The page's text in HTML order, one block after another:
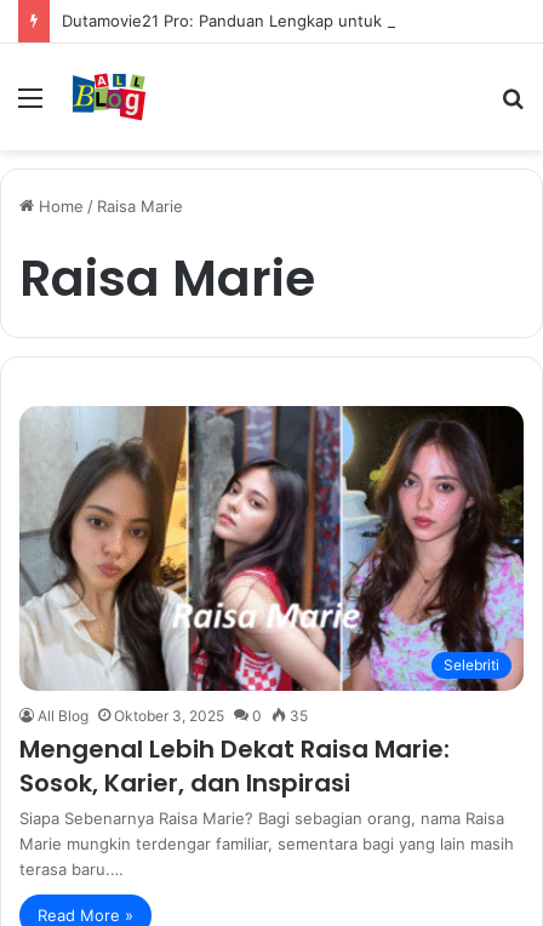
Menu
Home / Raisa Marie
Raisa Marie
Selebriti
All Blog Oktober 3, 2025 0 35
Mengenal Lebih Dekat Raisa Marie:
Sosok, Karier, dan Inspirasi
Siapa Sebenarnya Raisa Marie? Bagi sebagian orang, nama Raisa
Marie mungkin terdengar familiar, sementara bagi yang lain masih
terasa baru.…
Read More »